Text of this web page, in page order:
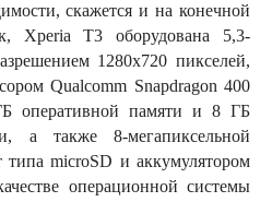
скажется и на конечной
Xperia T3 оборудована 5,3-
1280х720 пикселей,
Qualcomm Snapdragon 400
оперативной памяти и 8 ГБ
а также 8-мегапиксельной
типа microSD и аккумулятором
операционной системы